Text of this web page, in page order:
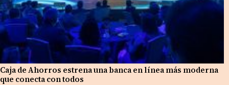
Caja de Ahorros estrena una banca en línea más moderna
que conecta con todos